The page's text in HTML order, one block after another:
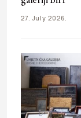
27. July 2026.